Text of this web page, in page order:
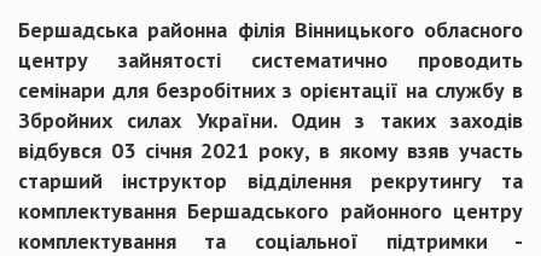
Бершадська районна філія Вінницького обласного
центру зайнятості систематично проводить
семінари для безробітних з орієнтації на службу в
Збройних силах України. Один з таких заходів
відбувся 03 січня 2021 року, в якому взяв участь
старший інструктор відділення рекрутингу та
комплектування Бершадського районного центру
комплектування та соціальної підтримки -